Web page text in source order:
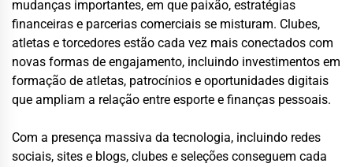
mudanças importantes, em que paixão, estratégias
financeiras e parcerias comerciais se misturam. Clubes,
atletas e torcedores estão cada vez mais conectados com
novas formas de engajamento, incluindo investimentos em
formação de atletas, patrocínios e oportunidades digitais
que ampliam a relação entre esporte e finanças pessoais.
Com a presença massiva da tecnologia, incluindo redes
sociais, sites e blogs, clubes e seleções conseguem cada